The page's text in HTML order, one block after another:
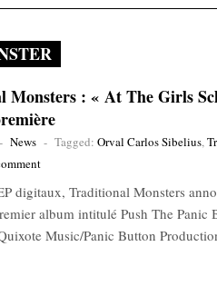
Monsters : « At The Girls
- News - Tagged: Orval Carlos Sibelius,
digitaux, Traditional Monsters
album intitulé Push The Panic
Music/Panic Button